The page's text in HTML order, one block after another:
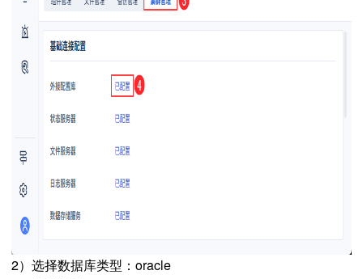
2）选择数据库类型：oracle